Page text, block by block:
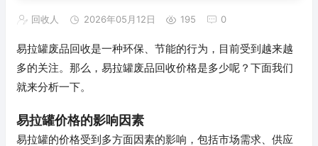
回收人 2026年05月12日 195 0
易拉罐废品回收是一种环保、节能的行为，目前受到越来越
多的关注。那么，易拉罐废品回收价格是多少呢？下面我们
就来分析一下。
易拉罐价格的影响因素
易拉罐的价格受到多方面因素的影响，包括市场需求、供应